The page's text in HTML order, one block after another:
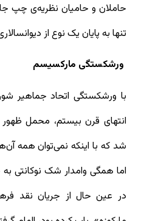
حاملان و حامیان نظریه‌ی چپ
تنها به پایان یک نوع از
ورشکستگی مارکسیسم
انتهای قرن بیستم، محمل
شد که با اینکه نمی‌توان همه
اما همگی وامدار شک نوکانتی
در عین حال از جریان نقد